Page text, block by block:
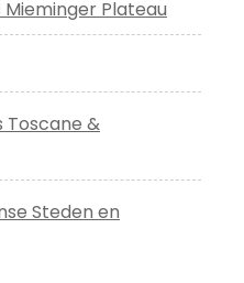
Plateau
Toscane &
Steden en